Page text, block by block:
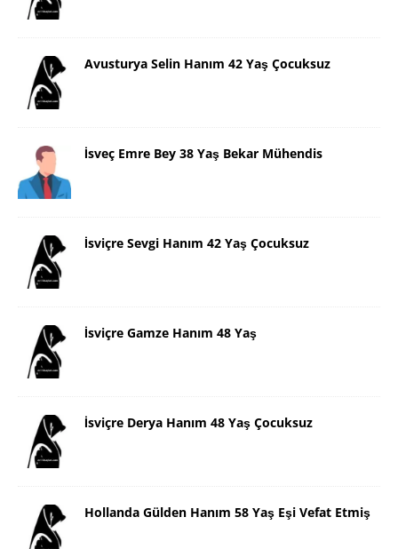
Avusturya Selin Hanım 42 Yaş Çocuksuz
İsveç Emre Bey 38 Yaş Bekar Mühendis
İsviçre Sevgi Hanım 42 Yaş Çocuksuz
İsviçre Gamze Hanım 48 Yaş
İsviçre Derya Hanım 48 Yaş Çocuksuz
Hollanda Gülden Hanım 58 Yaş Eşi Vefat Etmiş